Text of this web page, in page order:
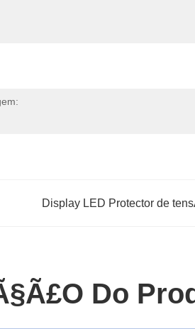
Display LED Protector de
Do